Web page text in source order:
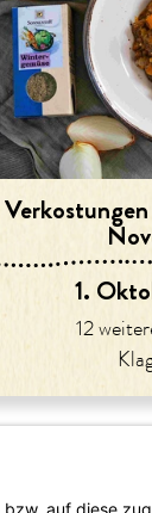
1.
12